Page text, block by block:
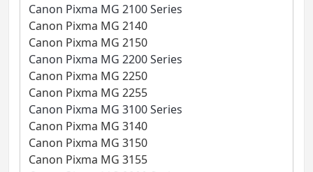
Canon Pixma MG 2100 Series
Canon Pixma MG 2140
Canon Pixma MG 2150
Canon Pixma MG 2200 Series
Canon Pixma MG 2250
Canon Pixma MG 2255
Canon Pixma MG 3100 Series
Canon Pixma MG 3140
Canon Pixma MG 3150
Canon Pixma MG 3155